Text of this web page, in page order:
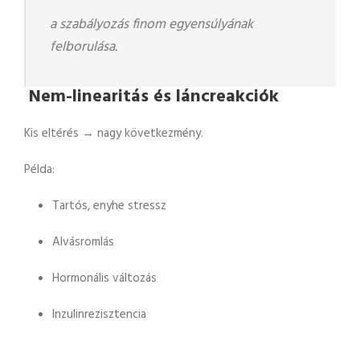
a szabályozás finom egyensúlyának
felborulása.
Nem-linearitás és láncreakciók
Kis eltérés → nagy következmény.
Példa:
Tartós, enyhe stressz
Alvásromlás
Hormonális változás
Inzulinrezisztencia